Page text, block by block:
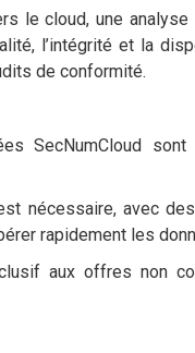
le cloud, une
l’intégrité et la
de conformité.
SecNumCloud sont
nécessaire, avec
rapidement les
aux offres non